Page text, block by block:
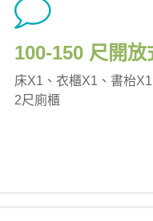
100-150 尺開
床X1、衣櫃X1、書枱
2尺廁櫃